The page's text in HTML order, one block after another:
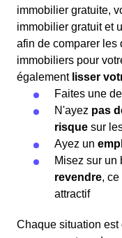
immobilier gratuite,
immobilier gratuit et
afin de comparer les
immobiliers pour
également lisser
Faites une
N'ayez pas
risque sur
Ayez un
Misez sur un
revendre,
attractif
Chaque situation